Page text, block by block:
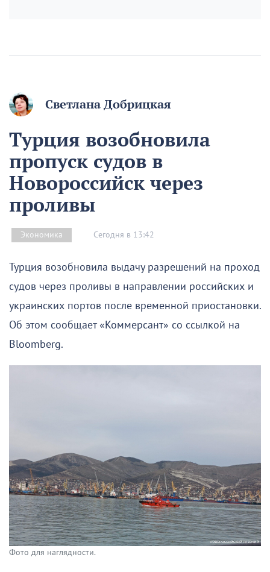
Светлана Добрицкая
Турция возобновила
пропуск судов в
Новороссийск через
проливы
Экономика Сегодня в 13:42
Турция возобновила выдачу разрешений на проход
судов через проливы в направлении российских и
украинских портов после временной приостановки.
Об этом сообщает «Коммерсант» со ссылкой на
Bloomberg.
Фото для наглядности.